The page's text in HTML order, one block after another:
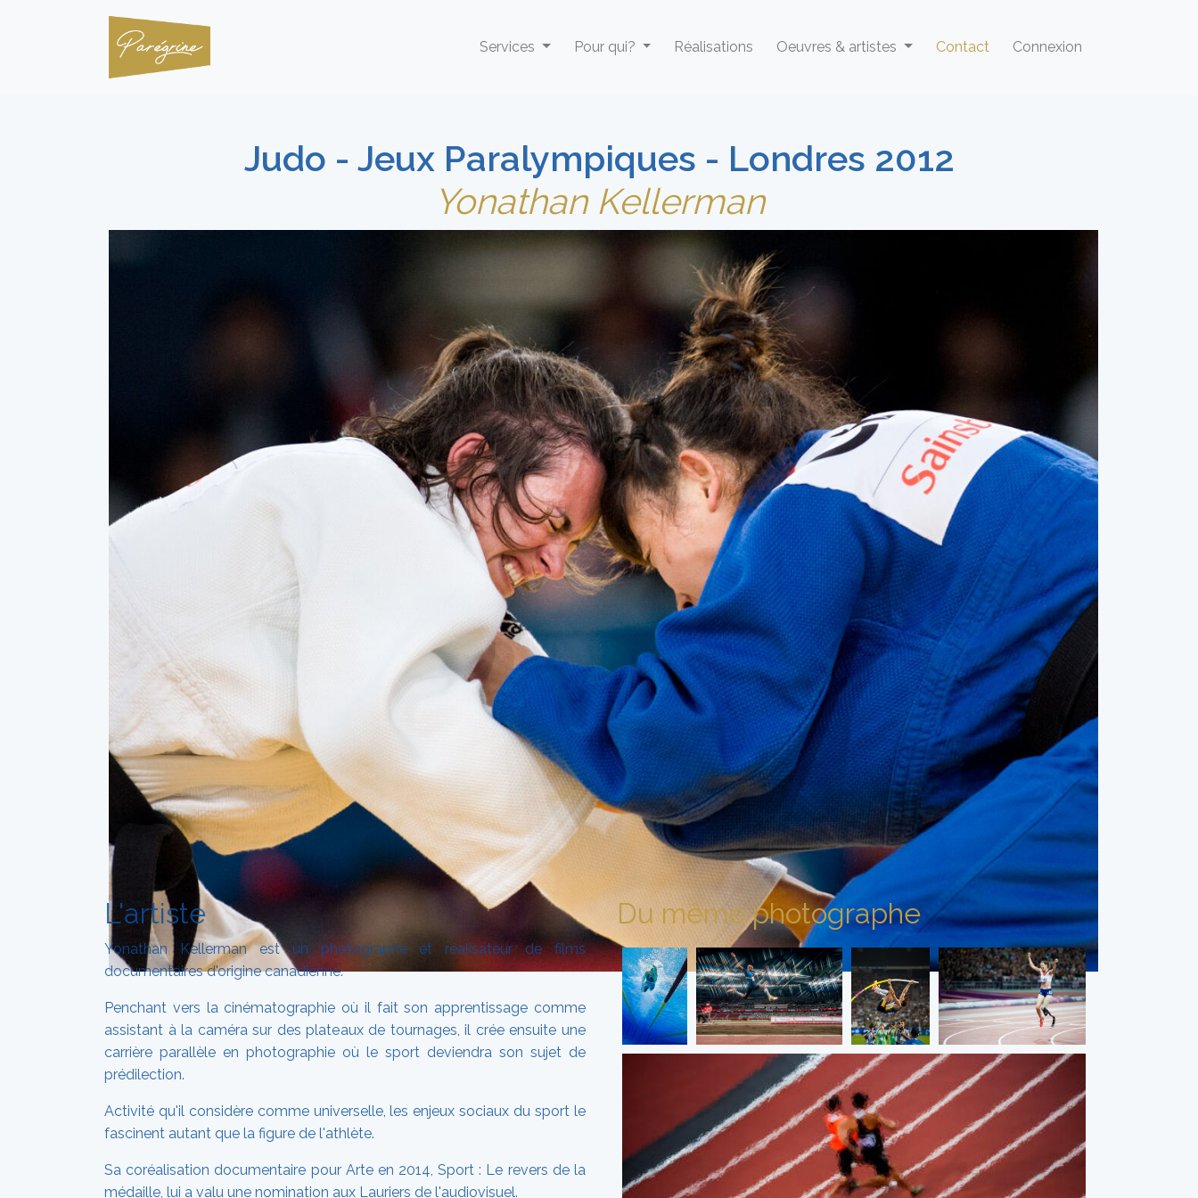
Services Pour qui? Réalisations Oeuvres & artistes Contact Connexion
Judo - Jeux Paralympiques - Londres 2012
Yonathan Kellerman
L'artiste
Yonathan Kellerman est un photographe et réalisateur de films
documentaires d'origine canadienne.
Penchant vers la cinématographie où il fait son apprentissage comme
assistant à la caméra sur des plateaux de tournages, il crée ensuite une
carrière parallèle en photographie où le sport deviendra son sujet de
prédilection.
Activité qu'il considère comme universelle, les enjeux sociaux du sport le
fascinent autant que la figure de l'athlète.
Sa coréalisation documentaire pour Arte en 2014, Sport : Le revers de la
médaille, lui a valu une nomination aux Lauriers de l'audiovisuel.
Du même photographe